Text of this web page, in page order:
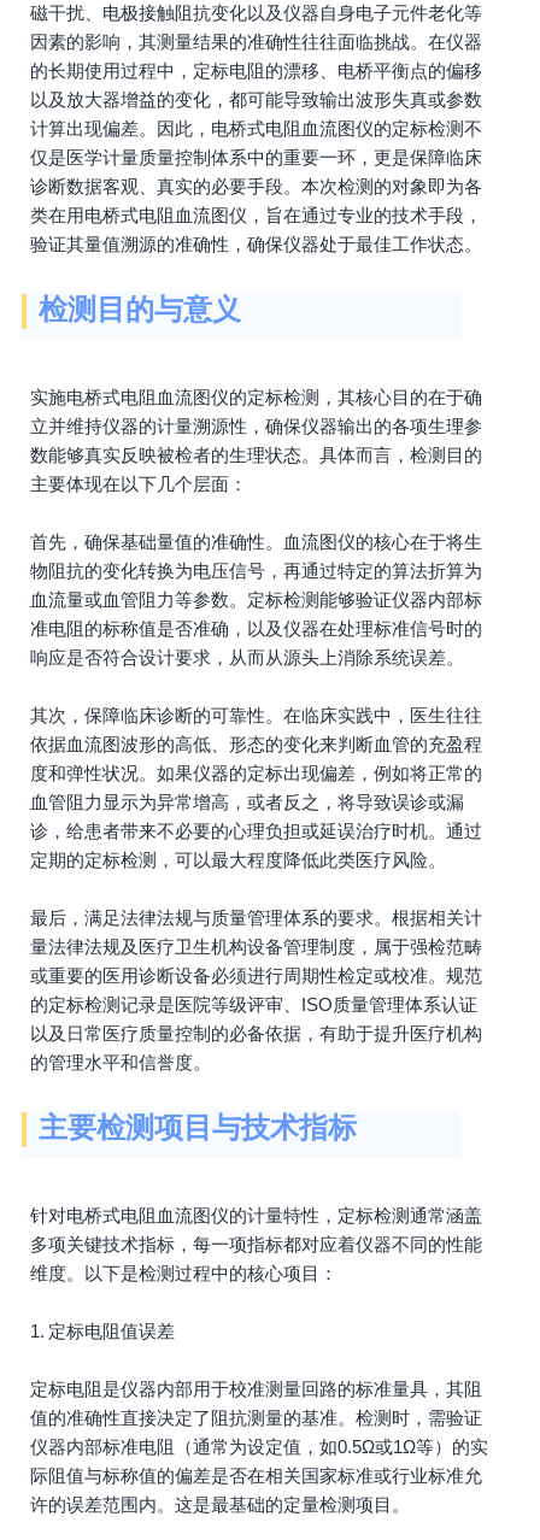
磁干扰、电极接触阻抗变化以及仪器自身电子元件老化等
因素的影响，其测量结果的准确性往往面临挑战。在仪器
的长期使用过程中，定标电阻的漂移、电桥平衡点的偏移
以及放大器增益的变化，都可能导致输出波形失真或参数
计算出现偏差。因此，电桥式电阻血流图仪的定标检测不
仅是医学计量质量控制体系中的重要一环，更是保障临床
诊断数据客观、真实的必要手段。本次检测的对象即为各
类在用电桥式电阻血流图仪，旨在通过专业的技术手段，
验证其量值溯源的准确性，确保仪器处于最佳工作状态。
检测目的与意义
实施电桥式电阻血流图仪的定标检测，其核心目的在于确
立并维持仪器的计量溯源性，确保仪器输出的各项生理参
数能够真实反映被检者的生理状态。具体而言，检测目的
主要体现在以下几个层面：
首先，确保基础量值的准确性。血流图仪的核心在于将生
物阻抗的变化转换为电压信号，再通过特定的算法折算为
血流量或血管阻力等参数。定标检测能够验证仪器内部标
准电阻的标称值是否准确，以及仪器在处理标准信号时的
响应是否符合设计要求，从而从源头上消除系统误差。
其次，保障临床诊断的可靠性。在临床实践中，医生往往
依据血流图波形的高低、形态的变化来判断血管的充盈程
度和弹性状况。如果仪器的定标出现偏差，例如将正常的
血管阻力显示为异常增高，或者反之，将导致误诊或漏
诊，给患者带来不必要的心理负担或延误治疗时机。通过
定期的定标检测，可以最大程度降低此类医疗风险。
最后，满足法律法规与质量管理体系的要求。根据相关计
量法律法规及医疗卫生机构设备管理制度，属于强检范畴
或重要的医用诊断设备必须进行周期性检定或校准。规范
的定标检测记录是医院等级评审、ISO质量管理体系认证
以及日常医疗质量控制的必备依据，有助于提升医疗机构
的管理水平和信誉度。
主要检测项目与技术指标
针对电桥式电阻血流图仪的计量特性，定标检测通常涵盖
多项关键技术指标，每一项指标都对应着仪器不同的性能
维度。以下是检测过程中的核心项目：
1. 定标电阻值误差
定标电阻是仪器内部用于校准测量回路的标准量具，其阻
值的准确性直接决定了阻抗测量的基准。检测时，需验证
仪器内部标准电阻（通常为设定值，如0.5Ω或1Ω等）的实
际阻值与标称值的偏差是否在相关国家标准或行业标准允
许的误差范围内。这是最基础的定量检测项目。